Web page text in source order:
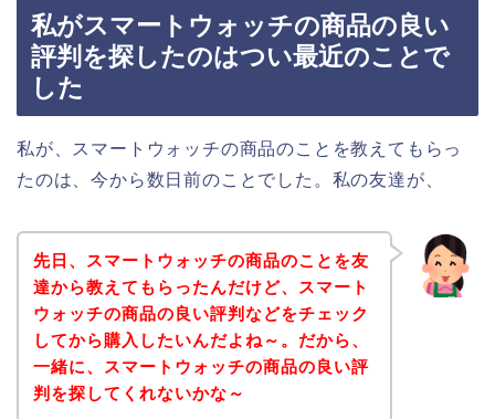
私がスマートウォッチの商品の良い
評判を探したのはつい最近のことで
した
私が、スマートウォッチの商品のことを教えてもらっ
たのは、今から数日前のことでした。私の友達が、
先日、スマートウォッチの商品のことを友
達から教えてもらったんだけど、スマート
ウォッチの商品の良い評判などをチェック
してから購入したいんだよね～。だから、
一緒に、スマートウォッチの商品の良い評
判を探してくれないかな～